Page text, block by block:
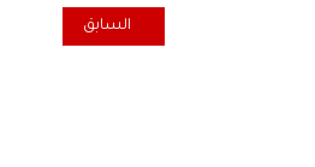
المقال السابق:
السابق